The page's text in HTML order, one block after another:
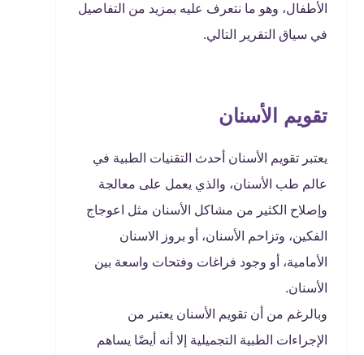
الأطفال، وهو ما نتعرف عليه بمزيد من التفاصيل
في سياق التقرير التالي.
تقويم الأسنان
يعتبر تقويم الأسنان أحدث التقنيات الطبية في
عالم طب الأسنان، والذي يعمل على معالجة
وإصلاح الكثير من مشاكل الأسنان مثل اعوجاج
الفكين، وتزاحم الأسنان، أو بروز الاسنان
الأمامية، أو وجود فراغات وفتحات واسعة بين
الأسنان.
وبالرغم من أن تقويم الأسنان يعتبر من
الإجراءات الطبية التجميلية إلا أنه أيضًا يساهم